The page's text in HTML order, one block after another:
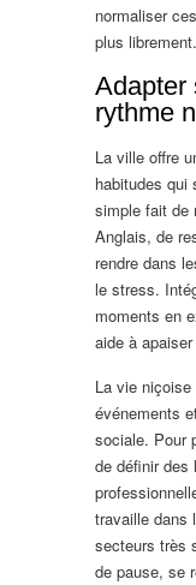
normaliser
plus librement.
Adapter
rythme
La ville offre
habitudes qui
simple fait de
Anglais, de
rendre dans
le stress.
moments en
aide à
La vie
événements
sociale. Pour
de définir des
travaille dans
secteurs très
de pause, se